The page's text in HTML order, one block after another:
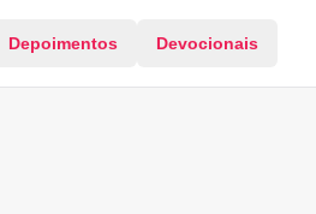
Depoimentos Devocionais